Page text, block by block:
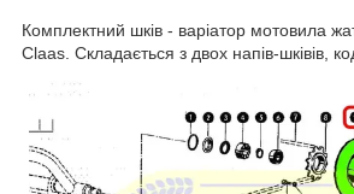
Комплектний шків - варіатор мотовила
Claas. Складається з двох напів-шківів,